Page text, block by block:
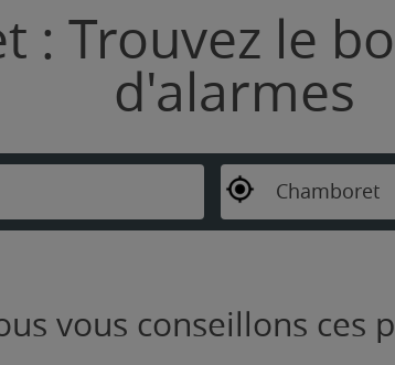
: Trouvez le
d'alarmes
Chamboret
vous conseillons ces